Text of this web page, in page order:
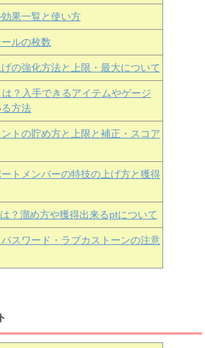
果一覧と使い方
ルの枚数
の強化方法と上限・最大について
？入手できるアイテムやゲージ
方法
トの貯め方と上限と補正・スコア
トメンバーの特技の上げ方と獲得
？溜め方や獲得出来るptについて
スワード・ラブカストーンの注意